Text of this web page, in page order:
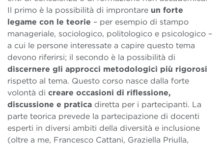
Il primo è la possibilità di improntare un forte
legame con le teorie – per esempio di stampo
manageriale, sociologico, politologico e psicologico –
a cui le persone interessate a capire questo tema
devono riferirsi; il secondo è la possibilità di
discernere gli approcci metodologici più rigorosi
rispetto al tema. Questo corso nasce dalla forte
volontà di creare occasioni di riflessione,
discussione e pratica diretta per i partecipanti. La
parte teorica prevede la partecipazione di docenti
esperti in diversi ambiti della diversità e inclusione
(oltre a me, Francesco Cattani, Graziella Priulla,